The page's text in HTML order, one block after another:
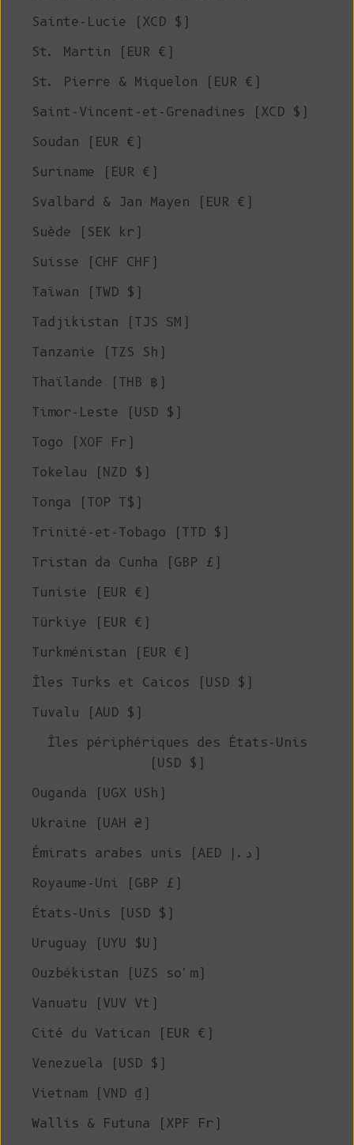
Sainte-Lucie (XCD $)
St. Martin (EUR €)
St. Pierre & Miquelon (EUR €)
Saint-Vincent-et-Grenadines (XCD $)
Soudan (EUR €)
Suriname (EUR €)
Svalbard & Jan Mayen (EUR €)
Suède (SEK kr)
Suisse (CHF CHF)
Taïwan (TWD $)
Tadjikistan (TJS ЅМ)
Tanzanie (TZS Sh)
Thaïlande (THB ฿)
Timor-Leste (USD $)
Togo (XOF Fr)
Tokelau (NZD $)
Tonga (TOP T$)
Trinité-et-Tobago (TTD $)
Tristan da Cunha (GBP £)
Tunisie (EUR €)
Türkiye (EUR €)
Turkménistan (EUR €)
Îles Turks et Caicos (USD $)
Tuvalu (AUD $)
Îles périphériques des États-Unis
(USD $)
Ouganda (UGX USh)
Ukraine (UAH ₴)
Émirats arabes unis (AED د.إ)
Royaume-Uni (GBP £)
États-Unis (USD $)
Uruguay (UYU $U)
Ouzbékistan (UZS so'm)
Vanuatu (VUV Vt)
Cité du Vatican (EUR €)
Venezuela (USD $)
Vietnam (VND ₫)
Wallis & Futuna (XPF Fr)